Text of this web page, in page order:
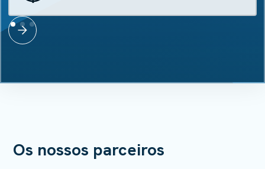
Os nossos parceiros